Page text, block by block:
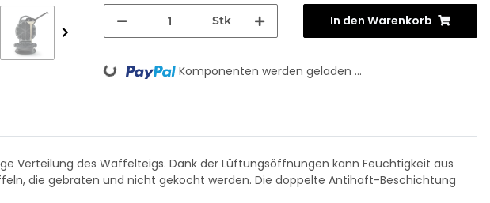
Stk In den Warenkorb
Loading... Komponenten werden geladen ...
Verteilung des Waffelteigs. Dank der Lüftungsöffnungen kann Feuchtigkeit aus
die gebraten und nicht gekocht werden. Die doppelte Antihaft-Beschichtung